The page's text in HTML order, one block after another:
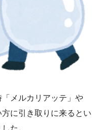
メルカリアッテ」や
方に引き取りに来るとい